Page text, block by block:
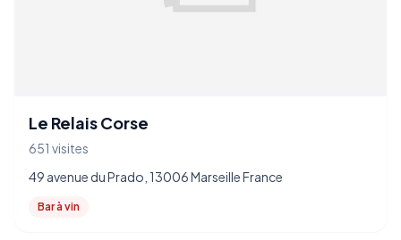
Le Relais Corse
651 visites
49 avenue du Prado, 13006 Marseille France
Bar à vin